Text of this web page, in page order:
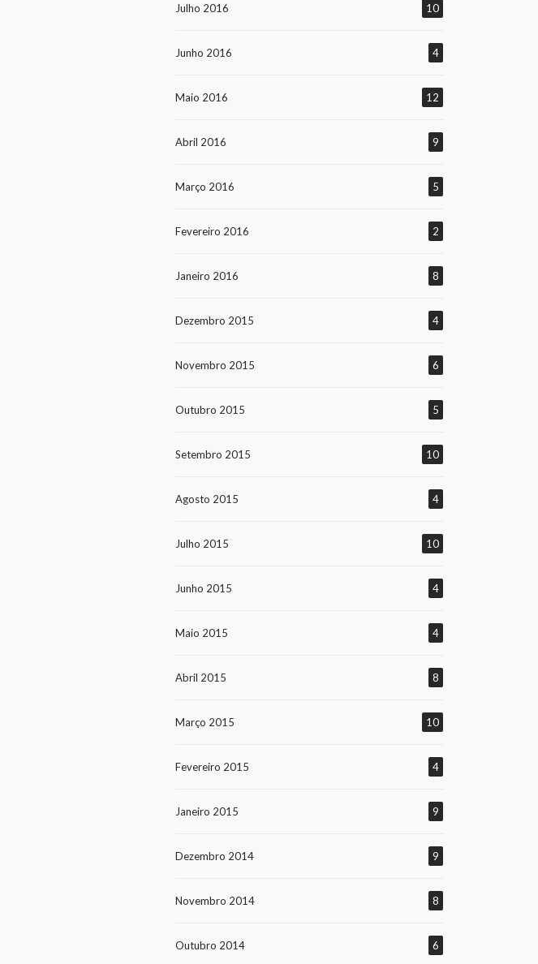
Julho 2016 10
Junho 2016 4
Maio 2016 12
Abril 2016 9
Março 2016 5
Fevereiro 2016 2
Janeiro 2016 8
Dezembro 2015 4
Novembro 2015 6
Outubro 2015 5
Setembro 2015 10
Agosto 2015 4
Julho 2015 10
Junho 2015 4
Maio 2015 4
Abril 2015 8
Março 2015 10
Fevereiro 2015 4
Janeiro 2015 9
Dezembro 2014 9
Novembro 2014 8
Outubro 2014 6